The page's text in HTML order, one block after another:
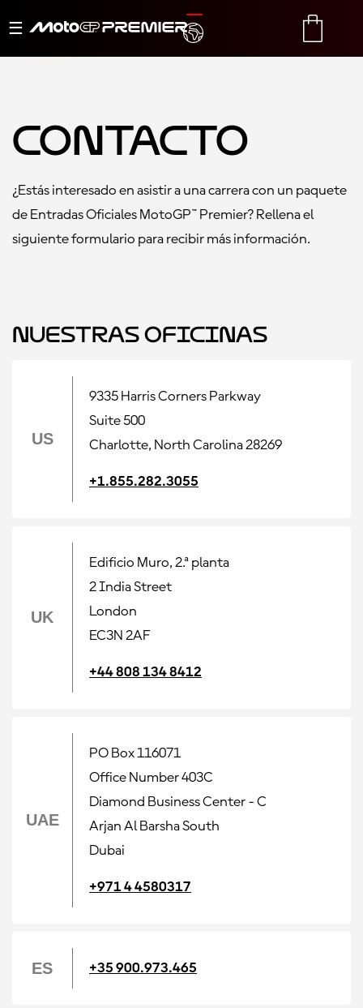
Alternar
TRANSLATE
Contacto
¿Estás interesado en asistir a una carrera con un paquete
de Entradas Oficiales MotoGP™ Premier? Rellena el
siguiente formulario para recibir más información.
Nuestras Oficinas
US
9335 Harris Corners Parkway
Suite 500
Charlotte, North Carolina 28269
+1.855.282.3055
UK
Edificio Muro, 2.ª planta
2 India Street
London
EC3N 2AF
+44 808 134 8412
UAE
PO Box 116071
Office Number 403C
Diamond Business Center - C
Arjan Al Barsha South
Dubai
+971 4 4580317
ES +35 900.973.465